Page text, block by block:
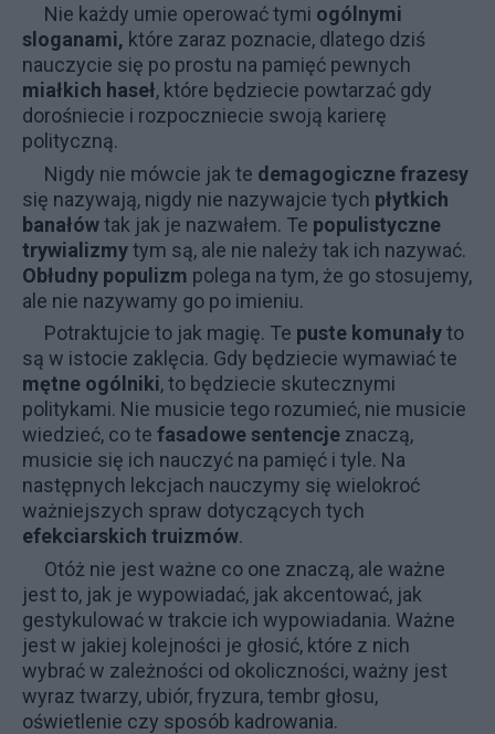
Nie każdy umie operować tymi ogólnymi
sloganami, które zaraz poznacie, dlatego dziś
nauczycie się po prostu na pamięć pewnych
miałkich haseł, które będziecie powtarzać gdy
dorośniecie i rozpoczniecie swoją karierę
polityczną.
Nigdy nie mówcie jak te demagogiczne frazesy
się nazywają, nigdy nie nazywajcie tych płytkich
banałówtak jak je nazwałem. Te populistyczne
trywializmytym są, ale nie należy tak ich nazywać.
Obłudny populizm polega na tym, że go stosujemy,
ale nie nazywamy go po imieniu.
Potraktujcie to jak magię. Te puste komunałyto
są w istocie zaklęcia. Gdy będziecie wymawiać te
mętne ogólniki, to będziecie skutecznymi
politykami. Nie musicie tego rozumieć, nie musicie
wiedzieć, co te fasadowe sentencje znaczą,
musicie się ich nauczyć na pamięć i tyle. Na
następnych lekcjach nauczymy się wielokroć
ważniejszych spraw dotyczących tych
efekciarskich truizmów.
Otóż nie jest ważne co one znaczą, ale ważne
jest to, jak je wypowiadać, jak akcentować, jak
gestykulować w trakcie ich wypowiadania. Ważne
jest w jakiej kolejności je głosić, które z nich
wybrać w zależności od okoliczności, ważny jest
wyraz twarzy, ubiór, fryzura, tembr głosu,
oświetlenie czy sposób kadrowania.